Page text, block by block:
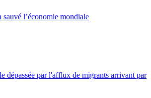
l’économie mondiale
dépassée par l'afflux de migrants arrivant par